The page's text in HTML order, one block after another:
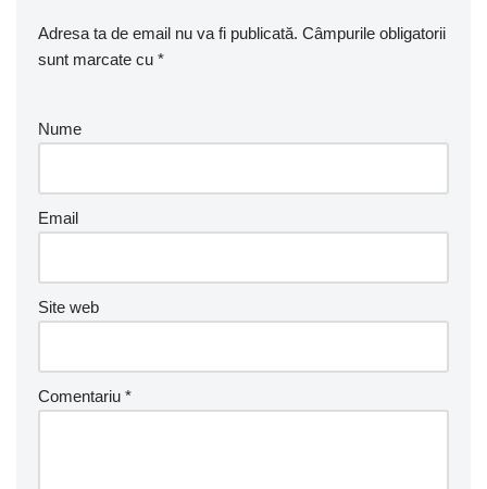
Adresa ta de email nu va fi publicată. Câmpurile obligatorii
sunt marcate cu *
Nume
Email
Site web
Comentariu *